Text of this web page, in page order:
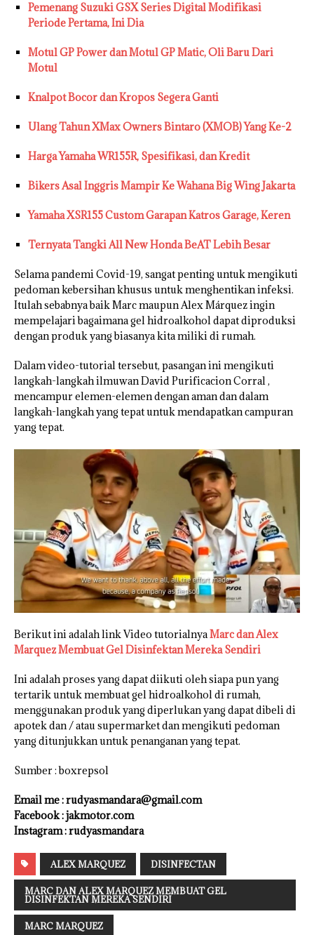
Pemenang Suzuki GSX Series Digital Modifikasi
Periode Pertama, Ini Dia
Motul GP Power dan Motul GP Matic, Oli Baru Dari
Motul
Knalpot Bocor dan Kropos Segera Ganti
Ulang Tahun XMax Owners Bintaro (XMOB) Yang Ke-2
Harga Yamaha WR155R, Spesifikasi, dan Kredit
Bikers Asal Inggris Mampir Ke Wahana Big Wing Jakarta
Yamaha XSR155 Custom Garapan Katros Garage, Keren
Ternyata Tangki All New Honda BeAT Lebih Besar
Selama pandemi Covid-19, sangat penting untuk mengikuti
pedoman kebersihan khusus untuk menghentikan infeksi.
Itulah sebabnya baik Marc maupun Alex Márquez ingin
mempelajari bagaimana gel hidroalkohol dapat diproduksi
dengan produk yang biasanya kita miliki di rumah.
Dalam video-tutorial tersebut, pasangan ini mengikuti
langkah-langkah ilmuwan David Purificacion Corral ,
mencampur elemen-elemen dengan aman dan dalam
langkah-langkah yang tepat untuk mendapatkan campuran
yang tepat.
Berikut ini adalah link Video tutorialnyaMarc dan Alex
Marquez Membuat Gel Disinfektan Mereka Sendiri
Ini adalah proses yang dapat diikuti oleh siapa pun yang
tertarik untuk membuat gel hidroalkohol di rumah,
menggunakan produk yang diperlukan yang dapat dibeli di
apotek dan / atau supermarket dan mengikuti pedoman
yang ditunjukkan untuk penanganan yang tepat.
Sumber : boxrepsol
Email me : rudyasmandara@gmail.com
Facebook : jakmotor.com
Instagram : rudyasmandara
ALEX MARQUEZ DISINFECTAN
MARC DAN ALEX MARQUEZ MEMBUAT GEL
DISINFEKTAN MEREKA SENDIRI
MARC MARQUEZ